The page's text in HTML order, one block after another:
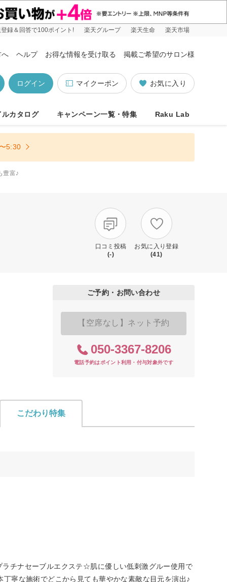
登録＆回答で100ポイント! 楽天グループ 楽天生命 楽天市場
へ ヘルプ お得な情報を受け取る 掲載ご希望のサロン様
お気に入り
マイクーポン
ログイン
ルカタログ キャンペーン一覧・特集 Raku Lab
5:30
豊富♪
口コミ投稿
(-)
お気に入り登録
(41)
ご予約・お問い合わせ
【空席なし】ネット予約
050-3367-8206
電話予約はポイント利用・付与対象外です
こだわり特集
チナセーブルエクステ☆肌に優しい低刺激グルー使用で
寧な施術でどこから見ても華やかな素敵な目元を演出♪